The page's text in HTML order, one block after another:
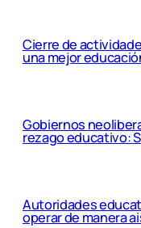
Cierre de
una mejor
Gobiernos
rezago educativo:
Autoridades
operar de manera